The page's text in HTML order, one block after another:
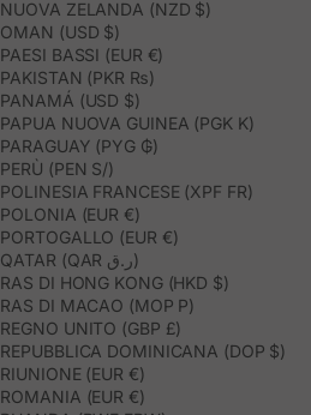
NUOVA ZELANDA (NZD $)
OMAN (USD $)
PAESI BASSI (EUR €)
PAKISTAN (PKR ₨)
PANAMÁ (USD $)
PAPUA NUOVA GUINEA (PGK K)
PARAGUAY (PYG ₲)
PERÙ (PEN S/)
POLINESIA FRANCESE (XPF FR)
POLONIA (EUR €)
PORTOGALLO (EUR €)
QATAR (QAR ر.ق)
RAS DI HONG KONG (HKD $)
RAS DI MACAO (MOP P)
REGNO UNITO (GBP £)
REPUBBLICA DOMINICANA (DOP $)
RIUNIONE (EUR €)
ROMANIA (EUR €)